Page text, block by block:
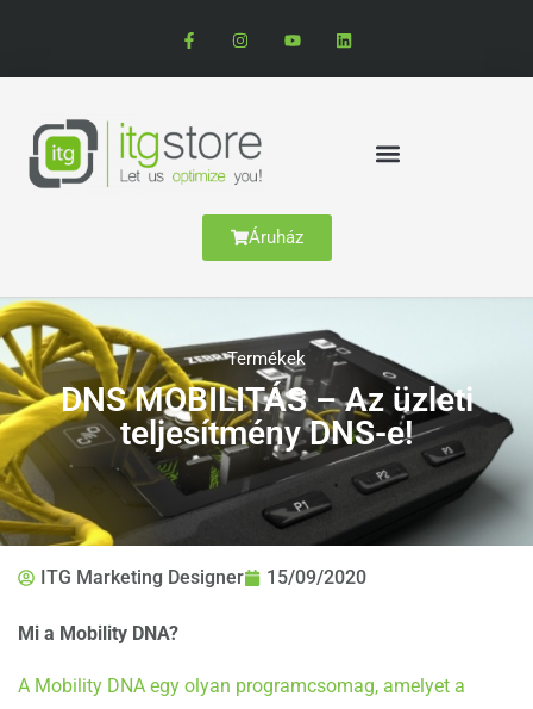
Áruház
Termékek
DNS MOBILITÁS – Az üzleti
teljesítmény DNS-e!
ITG Marketing Designer 15/09/2020
Mi a Mobility DNA?
A Mobility DNA egy olyan programcsomag, amelyet a